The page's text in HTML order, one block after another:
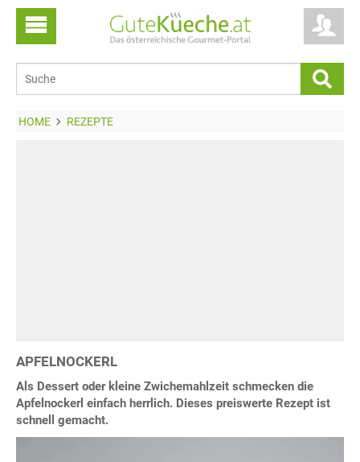
HOME REZEPTE
APFELNOCKERL
Als Dessert oder kleine Zwichemahlzeit schmecken die
Apfelnockerl einfach herrlich. Dieses preiswerte Rezept ist
schnell gemacht.